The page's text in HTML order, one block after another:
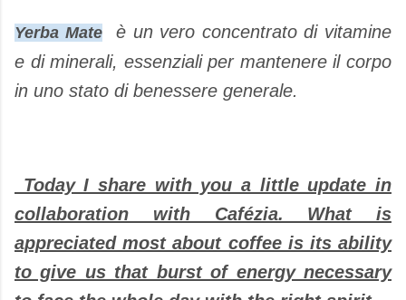
Yerba Mateè un vero concentrato di vitamine
e di minerali, essenziali per mantenere il corpo
in uno stato di benessere generale.
Today I share with you a little update in
collaboration with Cafézia. What is
appreciated most about coffee is its ability
to give us that burst of energy necessary